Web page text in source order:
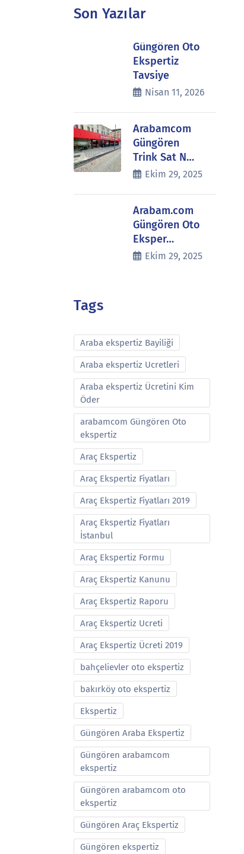
Son Yazılar
Güngören Oto
Ekspertiz
Tavsiye
Nisan 11, 2026
Arabamcom
Güngören
Trink Sat N…
Ekim 29, 2025
Arabam.com
Güngören Oto
Eksper…
Ekim 29, 2025
Tags
Araba ekspertiz Bayiliği
Araba ekspertiz Ucretleri
Araba ekspertiz Ücretini Kim
Öder
arabamcom Güngören Oto
ekspertiz
Araç Ekspertiz
Araç Ekspertiz Fiyatları
Araç Ekspertiz Fiyatları 2019
Araç Ekspertiz Fiyatları
İstanbul
Araç Ekspertiz Formu
Araç Ekspertiz Kanunu
Araç Ekspertiz Raporu
Araç Ekspertiz Ucreti
Araç Ekspertiz Ücreti 2019
bahçelievler oto ekspertiz
bakırköy oto ekspertiz
Ekspertiz
Güngören Araba Ekspertiz
Güngören arabamcom
ekspertiz
Güngören arabamcom oto
ekspertiz
Güngören Araç Ekspertiz
Güngören ekspertiz